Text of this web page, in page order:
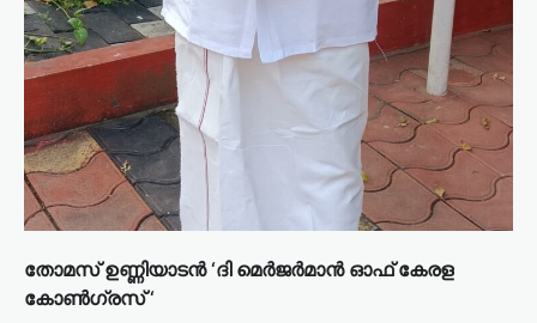
തോമസ് ഉണ്ണിയാടൻ ‘ദി മെർജർമാൻ ഓഫ് കേരള
കോൺഗ്രസ് ‘